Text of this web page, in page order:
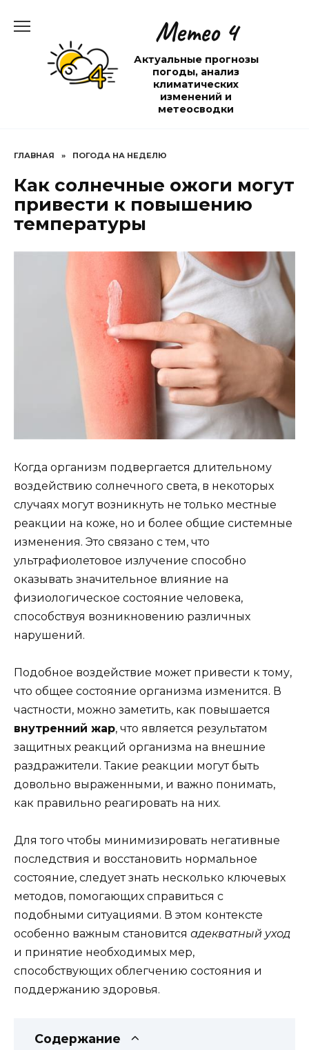
содержанию
Метео 4
Актуальные прогнозы
погоды, анализ
климатических
изменений и
метеосводки
ГЛАВНАЯ » ПОГОДА НА НЕДЕЛЮ
Как солнечные ожоги могут
привести к повышению
температуры
Когда организм подвергается длительному
воздействию солнечного света, в некоторых
случаях могут возникнуть не только местные
реакции на коже, но и более общие системные
изменения. Это связано с тем, что
ультрафиолетовое излучение способно
оказывать значительное влияние на
физиологическое состояние человека,
способствуя возникновению различных
нарушений.
Подобное воздействие может привести к тому,
что общее состояние организма изменится. В
частности, можно заметить, как повышается
внутренний жар, что является результатом
защитных реакций организма на внешние
раздражители. Такие реакции могут быть
довольно выраженными, и важно понимать,
как правильно реагировать на них.
Для того чтобы минимизировать негативные
последствия и восстановить нормальное
состояние, следует знать несколько ключевых
методов, помогающих справиться с
подобными ситуациями. В этом контексте
особенно важным становится адекватный уход
и принятие необходимых мер,
способствующих облегчению состояния и
поддержанию здоровья.
Содержание